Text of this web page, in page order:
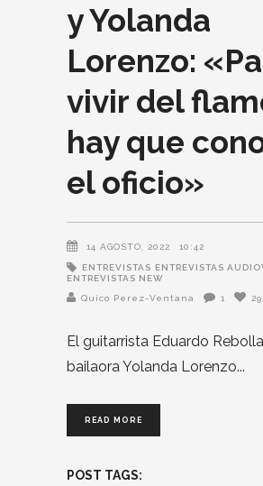
y Yolanda
Lorenzo:
vivir del
hay que
el oficio»
14 AGOSTO, 2022 10:42
ENTREVISTAS ENTREVISTAS
ENTREVISTAS NEW
Quico Perez-Ventana
1 29
El guitarrista Eduardo
bailaora Yolanda Lorenzo
READ MORE
POST TAGS: